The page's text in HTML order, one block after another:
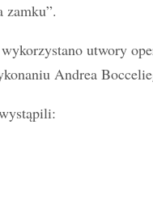
zamku”.
utwory
Andrea